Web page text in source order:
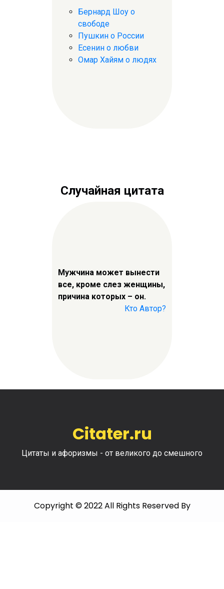
Бернард Шоу о
свободе
Пушкин о России
Есенин о любви
Омар Хайям о людях
Случайная цитата
Мужчина может вынести
все, кроме слез женщины,
причина которых – он.
Кто Автор?
Citater.ru
Цитаты и афоризмы - от великого до смешного
Copyright © 2022 All Rights Reserved By